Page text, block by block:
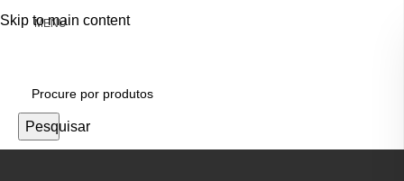
Skip to main content
MENU
Pesquisar